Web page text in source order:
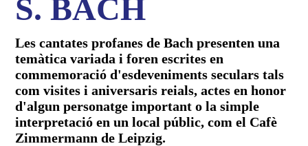
S. BACH
Les cantates profanes de Bach presenten una
temàtica variada i foren escrites en
commemoració d'esdeveniments seculars tals
com visites i aniversaris reials, actes en honor
d'algun personatge important o la simple
interpretació en un local públic, com el Cafè
Zimmermann de Leipzig.